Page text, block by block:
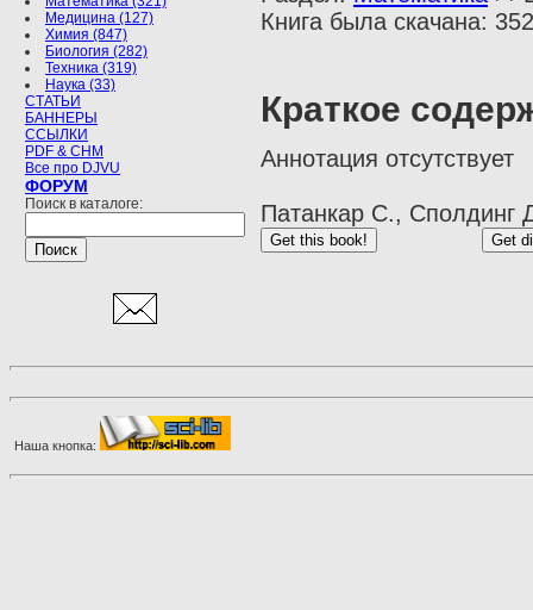
Медицина (127)
Химия (847)
Биология (282)
Техника (319)
Наука (33)
СТАТЬИ
БАННЕРЫ
ССЫЛКИ
PDF & CHM
Все про DJVU
ФОРУМ
Поиск в каталоге:
Книга была скачана:
Краткое
Аннотация отсутствует
Патанкар С., Сполдинг
Наша кнопка: